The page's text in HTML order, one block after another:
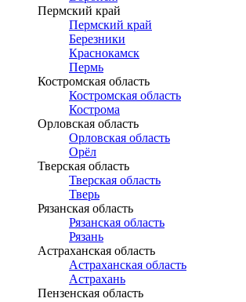
Пермский край
Пермский край
Березники
Краснокамск
Пермь
Костромская область
Костромская область
Кострома
Орловская область
Орловская область
Орёл
Тверская область
Тверская область
Тверь
Рязанская область
Рязанская область
Рязань
Астраханская область
Астраханская область
Астрахань
Пензенская область